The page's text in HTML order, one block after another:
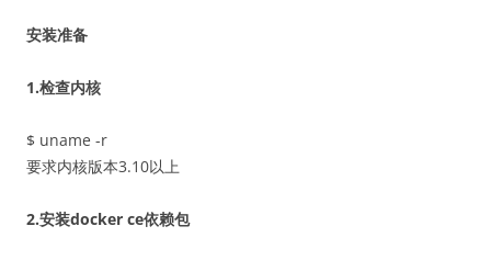
安装准备
1.检查内核
$ uname -r
要求内核版本3.10以上
2.安装docker ce依赖包